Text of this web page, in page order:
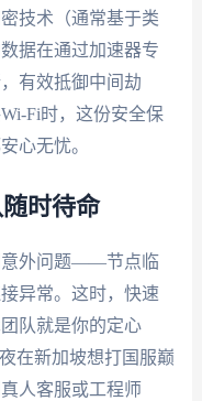
技术（通常基于类
据在通过加速器专
有效抵御中间劫
Fi时，这份安全保
心无忧。
时待命
意外问题——节点临
异常。这时，快速
队就是你的定心
在新加坡想打国服巅
人客服或工程师